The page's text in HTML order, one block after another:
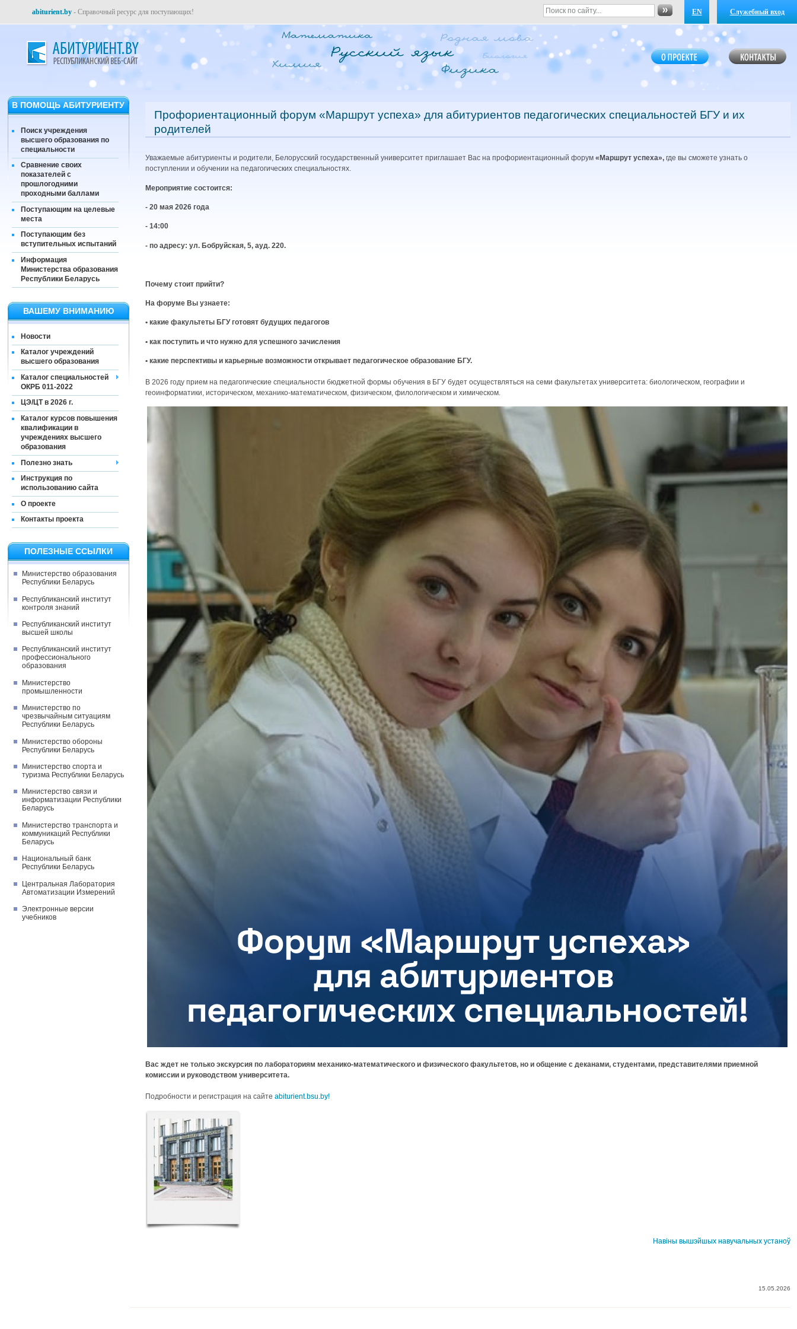
EN Служебный вход
abiturient.by - Справочный ресурс для поступающих!
В ПОМОЩЬ АБИТУРИЕНТУ
Поиск учреждения
высшего образования по
специальности
Сравнение своих
показателей с
прошлогодними
проходными баллами
Поступающим на целевые
места
Поступающим без
вступительных испытаний
Информация
Министерства образования
Республики Беларусь
ВАШЕМУ ВНИМАНИЮ
Новости
Каталог учреждений
высшего образования
Каталог специальностей
ОКРБ 011-2022
ЦЭ/ЦТ в 2026 г.
Каталог курсов повышения
квалификации в
учреждениях высшего
образования
Полезно знать
Инструкция по
использованию сайта
О проекте
Контакты проекта
ПОЛЕЗНЫЕ ССЫЛКИ
Министерство образования
Республики Беларусь
Республиканский институт
контроля знаний
Республиканский институт
высшей школы
Республиканский институт
профессионального
образования
Министерство
промышленности
Министерство по
чрезвычайным ситуациям
Республики Беларусь
Министерство обороны
Республики Беларусь
Министерство спорта и
туризма Республики Беларусь
Министерство связи и
информатизации Республики
Беларусь
Министерство транспорта и
коммуникаций Республики
Беларусь
Национальный банк
Республики Беларусь
Центральная Лаборатория
Автоматизации Измерений
Электронные версии
учебников
Профориентационный форум «Маршрут успеха» для абитуриентов педагогических специальностей БГУ и их
родителей
Уважаемые абитуриенты и родители, Белорусский государственный университет приглашает Вас на профориентационный форум «Маршрут успеха», где вы сможете узнать о
поступлении и обучении на педагогических специальностях.
Мероприятие состоится:
- 20 мая 2026 года
- 14:00
- по адресу: ул. Бобруйская, 5, ауд. 220.
Почему стоит прийти?
На форуме Вы узнаете:
• какие факультеты БГУ готовят будущих педагогов
• как поступить и что нужно для успешного зачисления
• какие перспективы и карьерные возможности открывает педагогическое образование БГУ.
В 2026 году прием на педагогические специальности бюджетной формы обучения в БГУ будет осуществляться на семи факультетах университета: биологическом, географии и
геоинформатики, историческом, механико-математическом, физическом, филологическом и химическом.
Вас ждет не только экскурсия по лабораториям механико-математического и физического факультетов, но и общение с деканами, студентами, представителями приемной
комиссии и руководством университета.
Подробности и регистрация на сайте abiturient.bsu.by!
Навіны вышэйшых навучальных устаноў
15.05.2026